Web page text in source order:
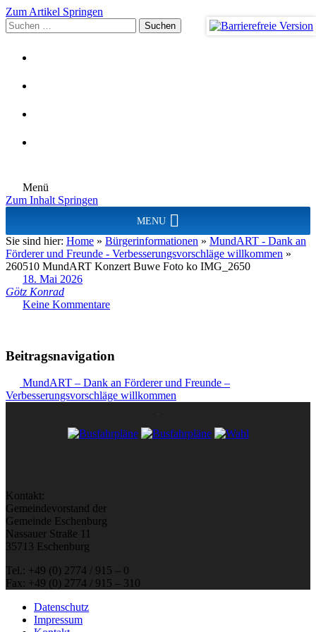
Zum Artikel Springen
Suchen
nach:
Menü
Zum Inhalt Springen
MENU
Sie sind hier: Home » Bürgerinformationen » MundART - Dank an
Förderer und Freunde - Verbesserungsvorschläge willkommen »
260510 MundART Konzert Buwe Foto ko IMG_2650
18. Mai 2026
Götz Konrad
Keine Kommentare
Beitragsnavigation
MundART – Dank an Förderer und Freunde –
Verbesserungsvorschläge willkommen
Kontakt:
Gemeindevorstand der
Gemeinde Eschenburg
Nassauer Straße 11
35713 Eschenburg
Tel.: +49 (0) 2774 / 915 – 0
Fax: +49 (0) 2774 / 915 – 310
Datenschutz
Impressum